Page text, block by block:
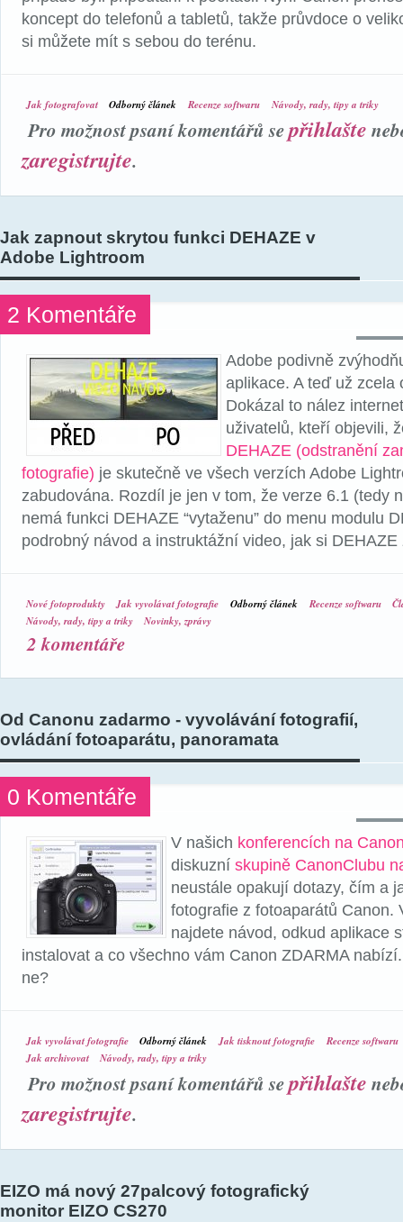
koncept do telefonů a tabletů, takže průvdoce o
si můžete mít s sebou do terénu.
Jak fotografovat Odborný článek Recenze softwaru Návody, rady, tipy a triky
Pro možnost psaní komentářů sepřihlašte
zaregistrujte.
Jak zapnout skrytou funkci DEHAZE v
Adobe Lightroom
2 Komentáře
Adobe podivně
aplikace. A teď už zcela
Dokázal to nález
uživatelů, kteří objevili,
DEHAZE (odstranění
fotografie) je skutečně ve všech verzích Adobe
zabudována. Rozdíl je jen v tom, že verze 6.1 (tedy
nemá funkci DEHAZE “vytaženu” do menu modulu
podrobný návod a instruktážní video, jak si DEHAZE
Nové fotoprodukty Jak vyvolávat fotografie Odborný článek Recenze softwaru
Návody, rady, tipy a triky
Novinky, zprávy
2 komentáře
Od Canonu zadarmo - vyvolávání fotografií,
ovládání fotoaparátu, panoramata
0 Komentáře
V našich konferencích na
diskuzní skupině CanonClubu
neustále opakují dotazy, čím a
fotografie z fotoaparátů Canon.
najdete návod, odkud aplikace
instalovat a co všechno vám Canon ZDARMA
ne?
Jak vyvolávat fotografie Odborný článek Jak tisknout fotografie
Recenze softwaru
Jak archivovat
Návody, rady, tipy a triky
Pro možnost psaní komentářů sepřihlašte
zaregistrujte.
EIZO má nový 27palcový fotografický
monitor EIZO CS270